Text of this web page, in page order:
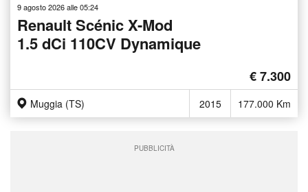
9 agosto 2026 alle 05:24
Renault Scénic X-Mod
1.5 dCi 110CV Dynamique
€ 7.300
Muggia (TS) 2015 177.000 Km
PUBBLICITÀ